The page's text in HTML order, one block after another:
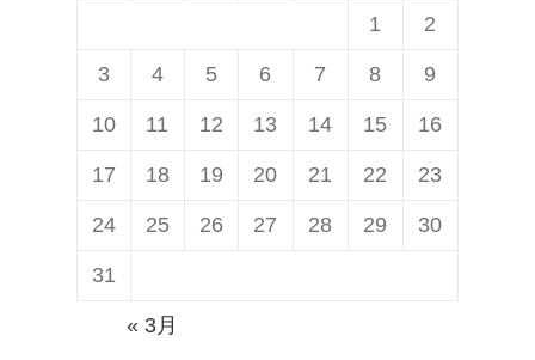
1 2
3 4 5 6 7 8 9
10 11 12 13 14 15 16
17 18 19 20 21 22 23
24 25 26 27 28 29 30
31
« 3月